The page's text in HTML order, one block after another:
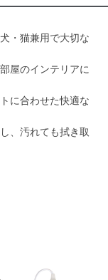
・猫兼用で大切な
屋のインテリアに
に合わせた快適な
、汚れても拭き取